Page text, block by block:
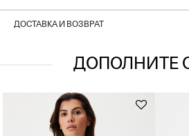
ДОСТАВКА И ВОЗВРАТ
ДОПОЛНИТЕ